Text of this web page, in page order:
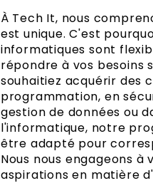
À Tech It, nous
est unique. C'est
informatiques sont
répondre à vos besoins
souhaitiez acquérir des
programmation, en
gestion de données ou
l'informatique, notre
être adapté pour
Nous nous engageons
aspirations en matière